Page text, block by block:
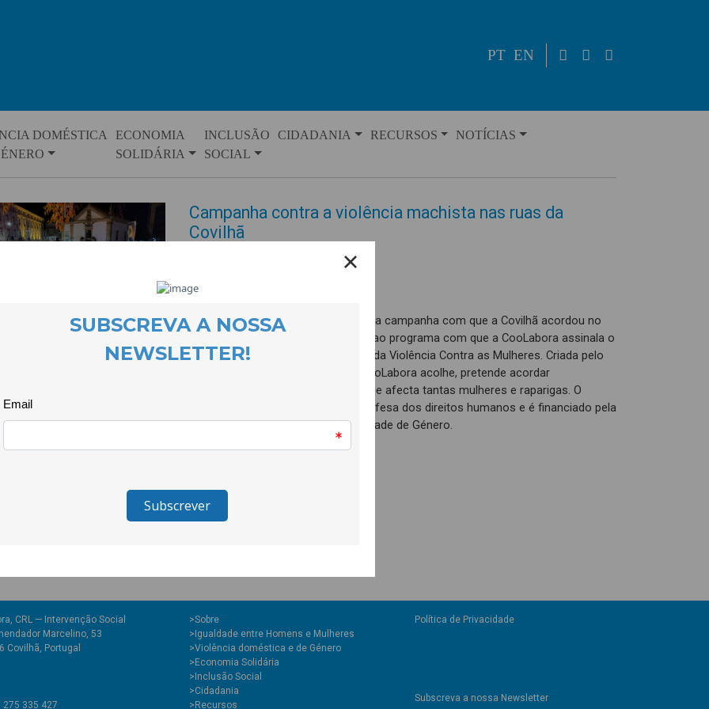
PT EN
DOMÉSTICA
ECONOMIA
SOLIDÁRIA
INCLUSÃO
SOCIAL
CIDADANIA RECURSOS NOTÍCIAS
Campanha contra a violência machista nas ruas da
Covilhã
27 November 2025
Contra a Violência Machista. Esta é a campanha com que a Covilhã acordou no
dia 26 de Novembro e que se junta ao programa com que a CooLabora assinala o
Dia Internacional para a Eliminação da Violência Contra as Mulheres. Criada pelo
grupo de jovens activistas que a CooLabora acolhe, pretende acordar
consciências para esta realidade que afecta tantas mulheres e raparigas. O
Coolaboratório é um projecto de defesa dos direitos humanos e é financiado pela
Comissão para a Cidadania e Igualdade de Género.
CRL — Intervenção Social
Marcelino, 53
Covilhã, Portugal
335 427
>Sobre
>Igualdade entre Homens e Mulheres
>Violência doméstica e de Género
>Economia Solidária
>Inclusão Social
>Cidadania
>Recursos
Política de Privacidade
Subscreva a nossa Newsletter